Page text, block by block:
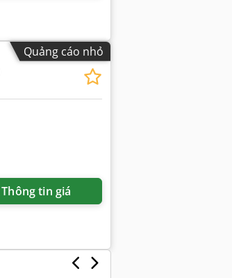
Quảng cáo nhỏ
Thông tin giá